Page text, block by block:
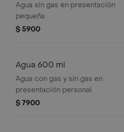
Agua sin gas en presentación
pequeña.
$ 5900
Agua 600 ml
Agua con gas y sin gas en
presentación personal.
$ 7900